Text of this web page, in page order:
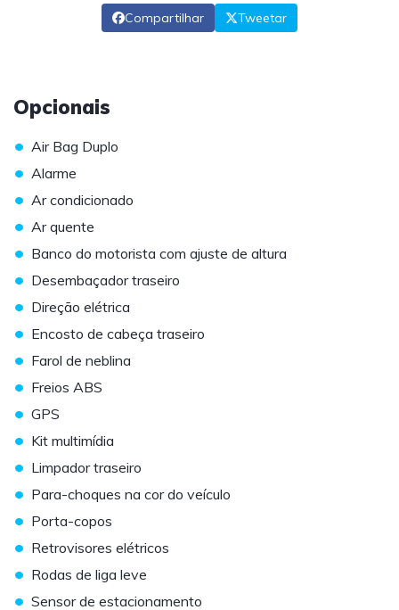
Compartilhar Tweetar
Opcionais
• Air Bag Duplo
• Alarme
• Ar condicionado
• Ar quente
• Banco do motorista com ajuste de altura
• Desembaçador traseiro
• Direção elétrica
• Encosto de cabeça traseiro
• Farol de neblina
• Freios ABS
• GPS
• Kit multimídia
• Limpador traseiro
• Para-choques na cor do veículo
• Porta-copos
• Retrovisores elétricos
• Rodas de liga leve
• Sensor de estacionamento